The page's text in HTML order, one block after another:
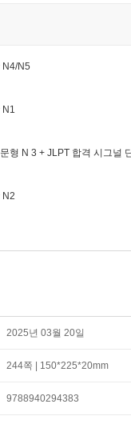
N4/N5
N1
형 N 3 + JLPT 합격 시그널
N2
2025년 03월 20일
244쪽 | 150*225*20mm
9788940294383